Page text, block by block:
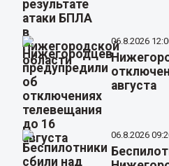
06.8.2026
августа
06.8.2026